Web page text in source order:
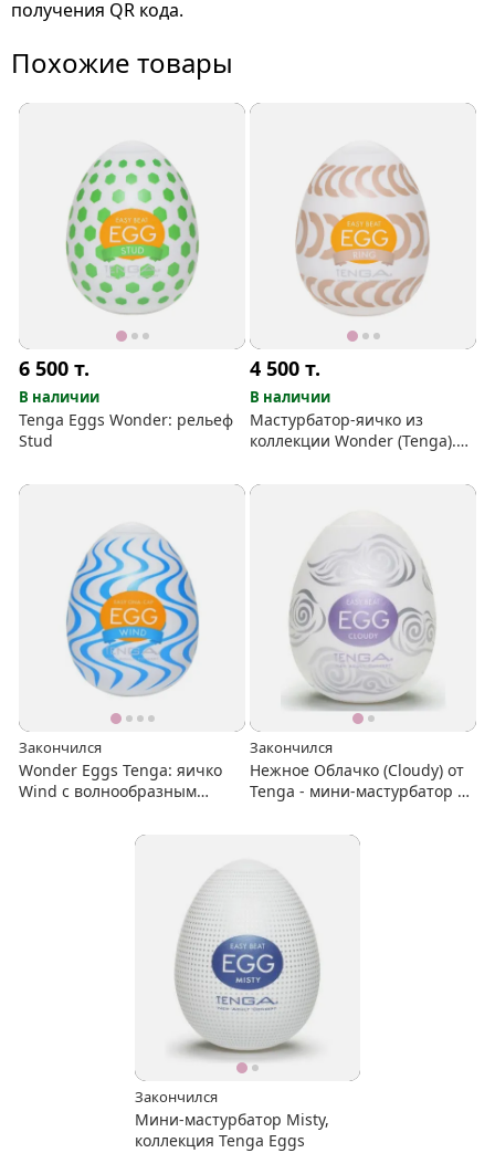
получения QR кода.
Похожие товары
6 500т.
В наличии
Tenga Eggs Wonder: рельеф
Stud
4 500т.
В наличии
Мастурбатор-яичко из
коллекции Wonder (Tenga).
Закончился
Wonder Eggs Tenga: яичко
Wind с волнообразным
Закончился
Нежное Облачко (Cloudy) от
Tenga - мини-мастурбатор из
Закончился
Мини-мастурбатор Misty,
коллекция Tenga Eggs